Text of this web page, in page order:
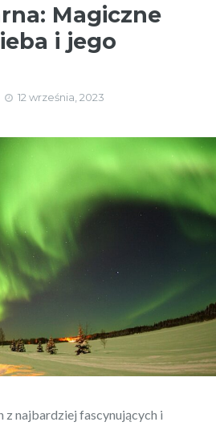
Magiczne
i jego
12 września, 2023
z najbardziej fascynujących i